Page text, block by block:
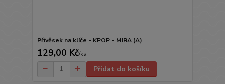
Přívěsek na klíče - KPOP - MIRA (A)
129,00 Kč/ks
Přidat do košíku